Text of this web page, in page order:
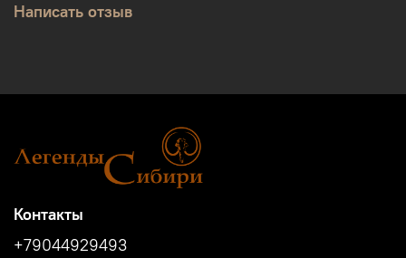
Написать отзыв
Контакты
+79044929493